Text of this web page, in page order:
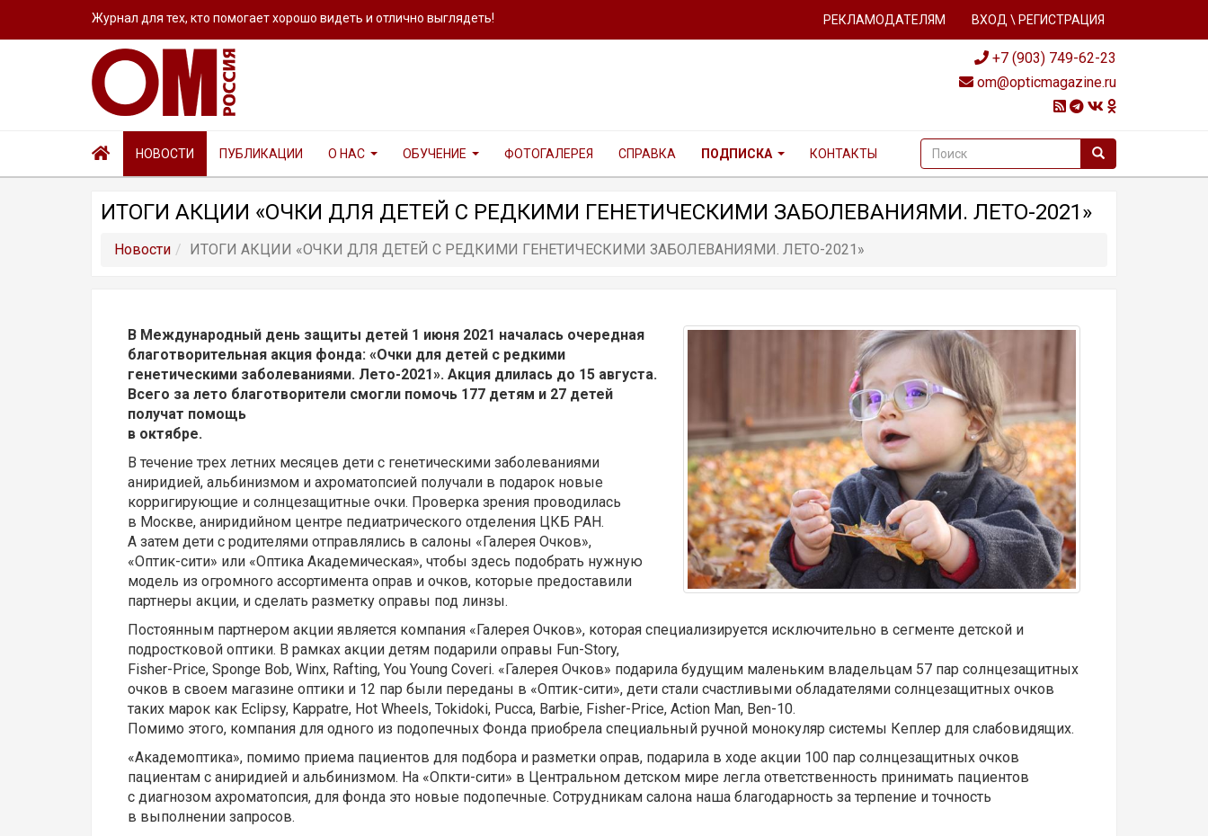
Журнал для тех, кто помогает хорошо видеть и отлично выглядеть! РЕКЛАМОДАТЕЛЯМ ВХОД \ РЕГИСТРАЦИЯ
+7 (903) 749-62-23
om@opticmagazine.ru
НОВОСТИ ПУБЛИКАЦИИ О НАС ОБУЧЕНИЕ ФОТОГАЛЕРЕЯ СПРАВКА ПОДПИСКА КОНТАКТЫ
ИТОГИ АКЦИИ «ОЧКИ ДЛЯ ДЕТЕЙ С РЕДКИМИ ГЕНЕТИЧЕСКИМИ ЗАБОЛЕВАНИЯМИ. ЛЕТО-2021»
Новости ИТОГИ АКЦИИ «ОЧКИ ДЛЯ ДЕТЕЙ С РЕДКИМИ ГЕНЕТИЧЕСКИМИ ЗАБОЛЕВАНИЯМИ. ЛЕТО-2021»
В Международный день защиты детей 1 июня 2021 началась очередная
благотворительная акция фонда: «Очки для детей с редкими
генетическими заболеваниями. Лето-2021». Акция длилась до 15 августа.
Всего за лето благотворители смогли помочь 177 детям и 27 детей
получат помощь
в октябре.
В течение трех летних месяцев дети с генетическими заболеваниями
аниридией, альбинизмом и ахроматопсией получали в подарок новые
корригирующие и солнцезащитные очки. Проверка зрения проводилась
в Москве, аниридийном центре педиатрического отделения ЦКБ РАН.
А затем дети с родителями отправлялись в салоны «Галерея Очков»,
«Оптик-сити» или «Оптика Академическая», чтобы здесь подобрать нужную
модель из огромного ассортимента оправ и очков, которые предоставили
партнеры акции, и сделать разметку оправы под линзы.
Постоянным партнером акции является компания «Галерея Очков», которая специализируется исключительно в сегменте детской и
подростковой оптики. В рамках акции детям подарили оправы Fun-Story,
Fisher-Price, Sponge Bob, Winx, Rafting, You Young Coveri. «Галерея Очков» подарила будущим маленьким владельцам 57 пар солнцезащитных
очков в своем магазине оптики и 12 пар были переданы в «Оптик-сити», дети стали счастливыми обладателями солнцезащитных очков
таких марок как Eclipsy, Kappatre, Hot Wheels, Tokidoki, Pucca, Barbie, Fisher-Price, Action Man, Ben-10.
Помимо этого, компания для одного из подопечных Фонда приобрела специальный ручной монокуляр системы Кеплер для слабовидящих.
«Академоптика», помимо приема пациентов для подбора и разметки оправ, подарила в ходе акции 100 пар солнцезащитных очков
пациентам с аниридией и альбинизмом. На «Опкти-сити» в Центральном детском мире легла ответственность принимать пациентов
с диагнозом ахроматопсия, для фонда это новые подопечные. Сотрудникам салона наша благодарность за терпение и точность
в выполнении запросов.